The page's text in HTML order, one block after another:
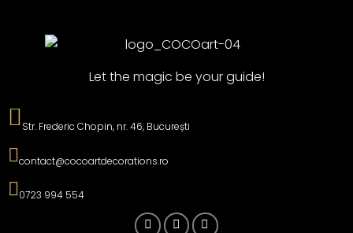
Let the magic be your guide!
Str. Frederic Chopin, nr. 46, București
contact@cocoartdecorations.ro
0723 994 554